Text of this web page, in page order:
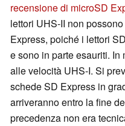
recensione di microSD
lettori UHS-II non
Express, poiché i lettori
e sono in parte esauriti.
alle velocità UHS-I. Si
schede SD Express in
arriveranno entro la fine
precedenza non era